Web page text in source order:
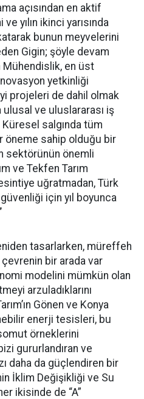
açısından en aktif
yılın ikinci yarısında
bunun meyvelerini
Gigin; şöyle devam
Mühendislik, en üst
yetkinliği
projeleri de dahil olmak
ulusal ve uluslararası iş
Küresel salgında tüm
öneme sahip olduğu bir
sektörünün önemli
ve Tekfen Tarım
uğratmadan, Türk
için yıl boyunca
tasarlarken, müreffeh
çevrenin bir arada var
modelini mümkün olan
arzuladıklarını
Gönen ve Konya
enerji tesisleri, bu
örneklerini
gururlandıran ve
daha da güçlendiren bir
İklim Değişikliği ve Su
ikisinde de “A”